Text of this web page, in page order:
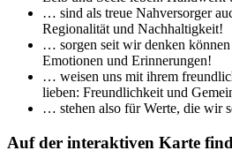
… sind als treue Nahversorger
Regionalität und Nachhaltigkeit!
… sorgen seit wir denken können
Emotionen und Erinnerungen!
… weisen uns mit ihrem
lieben: Freundlichkeit und
… stehen also für Werte, die wir
Auf der interaktiven Karte